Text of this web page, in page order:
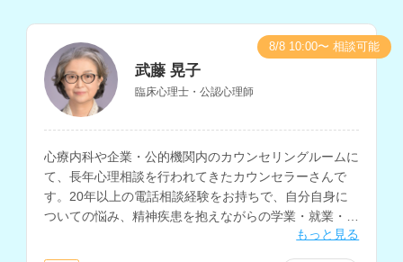
武藤 晃子
臨床心理士・公認心理師
心療内科や企業・公的機関内のカウンセリングルームに
て、長年心理相談を行われてきたカウンセラーさんで
す。20年以上の電話相談経験をお持ちで、自分自身に
ついての悩み、精神疾患を抱えながらの学業・就業・就
もっと見る
8/8 10:00〜 相談可能